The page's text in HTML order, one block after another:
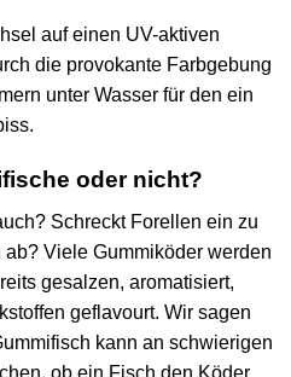
auf einen UV-aktiven
die provokante Farbgebung
unter Wasser für den ein
oder nicht?
Schreckt Forellen ein zu
Viele Gummiköder werden
gesalzen, aromatisiert,
geflavourt. Wir sagen
kann an schwierigen
ob ein Fisch den Köder